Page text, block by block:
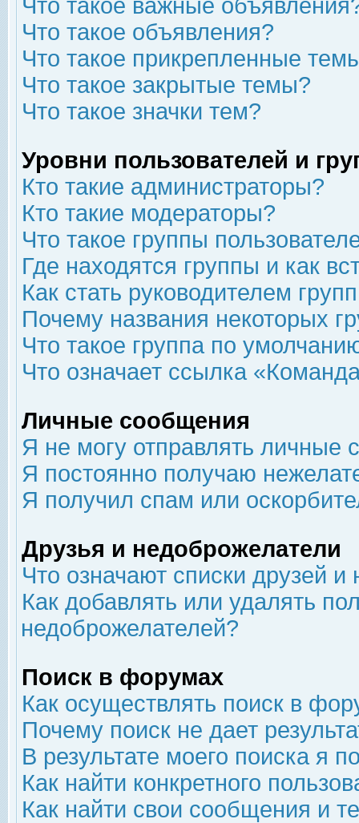
Что такое важные
Что такое объявления?
Что такое прикрепленные
Что такое закрытые темы?
Что такое значки тем?
Уровни пользователей и
Кто такие администраторы?
Кто такие модераторы?
Что такое группы
Где находятся группы и как
Как стать руководителем
Почему названия некоторых
Что такое группа по
Что означает ссылка
Личные сообщения
Я не могу отправлять личные
Я постоянно получаю
Я получил спам или
Друзья и недоброжелатели
Что означают списки друзей
Как добавлять или удалять
недоброжелателей?
Поиск в форумах
Как осуществлять поиск в
Почему поиск не дает
В результате моего поиска я
Как найти конкретного
Как найти свои сообщения и